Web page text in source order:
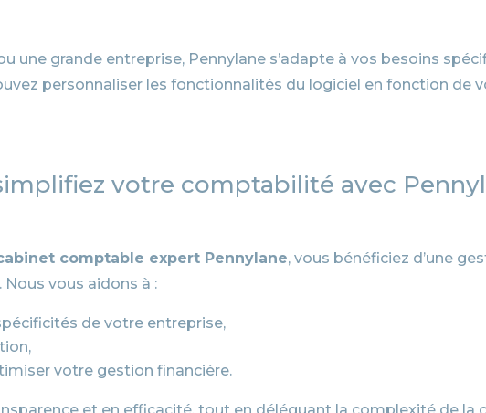
une grande entreprise, Pennylane s’adapte à vos besoins
personnaliser les fonctionnalités du logiciel en fonction de
votre comptabilité avec
comptable expert Pennylane, vous bénéficiez d’une
Nous vous aidons à :
de votre entreprise,
votre gestion financière.
et en efficacité, tout en déléguant la complexité de